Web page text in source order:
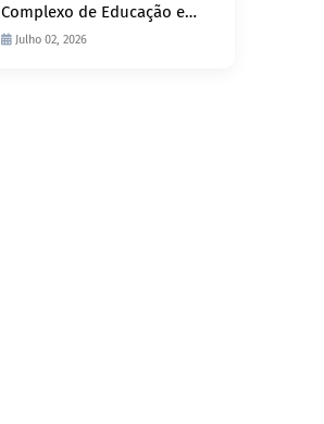
Complexo de Educação e
Fiscalização de Trânsito
Julho 02, 2026